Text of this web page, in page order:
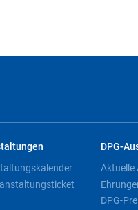
DPG-
Aktuelle
DPG-